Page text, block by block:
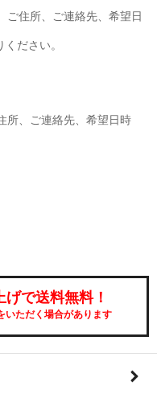
ご住所、ご連絡先、希望日
ださい。
所、ご連絡先、希望日時
で送料無料！
いただく場合があります